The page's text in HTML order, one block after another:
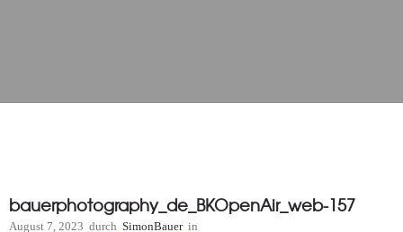
bauerphotography_de_BKOpenAir_web-157
August 7, 2023 durch SimonBauer in